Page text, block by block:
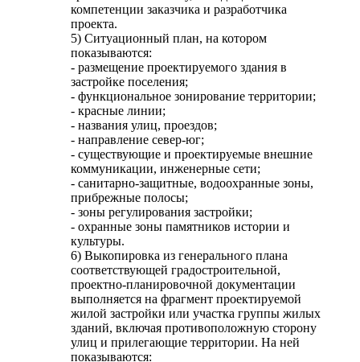
компетенции заказчика и разработчика
проекта.
5) Ситуационный план, на котором
показываются:
- размещение проектируемого здания в
застройке поселения;
- функциональное зонирование территории;
- красные линии;
- названия улиц, проездов;
- направление север-юг;
- существующие и проектируемые внешние
коммуникации, инженерные сети;
- санитарно-защитные, водоохранные зоны,
прибрежные полосы;
- зоны регулирования застройки;
- охранные зоны памятников истории и
культуры.
6) Выкопировка из генерального плана
соответствующей градостроительной,
проектно-планировочной документации
выполняется на фрагмент проектируемой
жилой застройки или участка группы жилых
зданий, включая противоположную сторону
улиц и прилегающие территории. На ней
показываются: